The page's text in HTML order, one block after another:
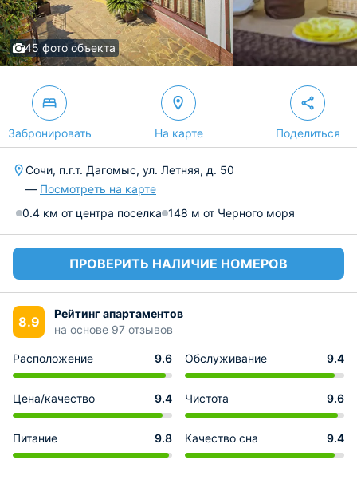
45 фото объекта
Забронировать На карте Поделиться
Сочи, п.г.т. Дагомыс, ул. Летняя, д. 50
— Посмотреть на карте
0.4 км от центра поселка 148 м от Черного моря
ПРОВЕРИТЬ НАЛИЧИЕ НОМЕРОВ
8.9
Рейтинг апартаментов
на основе 97 отзывов
Расположение 9.6 Обслуживание 9.4
Цена/качество 9.4 Чистота 9.6
Питание 9.8 Качество сна 9.4